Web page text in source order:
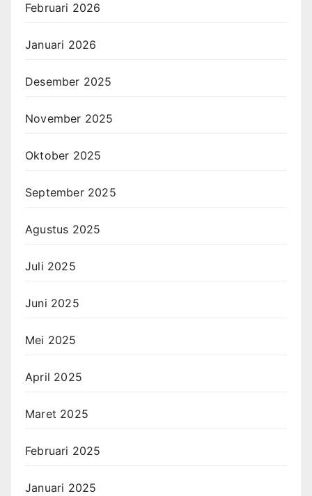
Februari 2026
Januari 2026
Desember 2025
November 2025
Oktober 2025
September 2025
Agustus 2025
Juli 2025
Juni 2025
Mei 2025
April 2025
Maret 2025
Februari 2025
Januari 2025